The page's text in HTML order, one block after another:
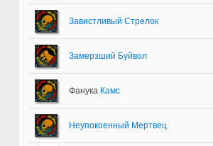
Завистливый Стрелок
Замерзший Буйвол
Фанука Камс
Неупокоенный Мертвец